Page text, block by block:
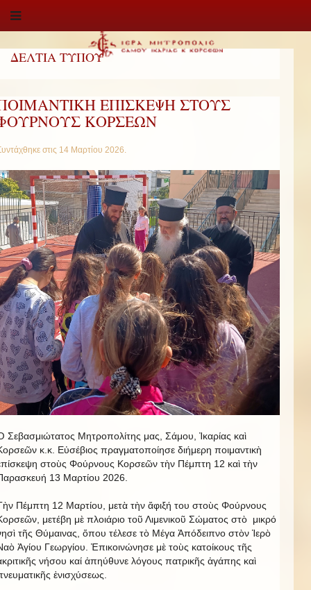
ΔΕΛΤΙΑ ΤΥΠΟΥ
ΕΠΙΣΚΕΨΗ ΣΤΟΥΣ
ΚΟΡΣΕΩΝ
στις 14 Μαρτίου 2026.
Σεβασμιώτατος Μητροπολίτης μας, Σάμου, Ἰκαρίας καὶ
κ.κ. Εὐσέβιος πραγματοποίησε διήμερη ποιμαντικὴ
στοὺς Φούρνους Κορσεῶν τὴν Πέμπτη 12 καὶ τὴν
13 Μαρτίου 2026.
Πέμπτη 12 Μαρτίου, μετὰ τὴν ἄφιξή του στοὺς Φούρνους
μετέβη μὲ πλοιάριο τοῦ Λιμενικοῦ Σώματος στὸ μικρό
τῆς Θύμαινας, ὅπου τέλεσε τὸ Μέγα Ἀπόδειπνο στὸν Ἱερὸ
Ἁγίου Γεωργίου. Ἐπικοινώνησε μὲ τοὺς κατοίκους τῆς
νήσου καί ἀπηύθυνε λόγους πατρικῆς ἀγάπης καὶ
ἐνισχύσεως.